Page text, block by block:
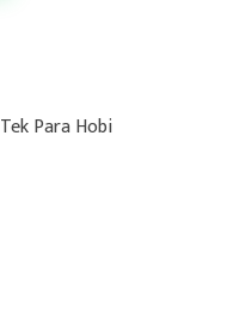
Tek Para Hobi